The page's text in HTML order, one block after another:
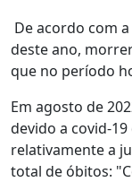
De acordo com
deste ano,
que no período
Em agosto de
devido a covid-
relativamente a
total de óbitos: